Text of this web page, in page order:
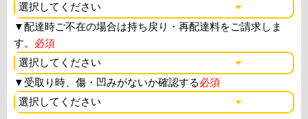
▼配達時ご不在の場合は持ち戻り・再配達料をご請求しま
す。 必須
▼ 受取り時、傷・凹みがないか確認する必須